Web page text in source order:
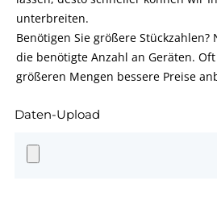
unterbreiten.
Benötigen Sie größere Stückzahlen?
die benötigte Anzahl an Geräten.
größeren Mengen bessere Preise
Daten-Upload